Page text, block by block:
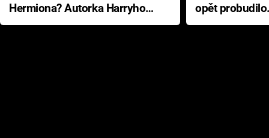
Hermiona? Autorka Harryho
Pottera přišla s ráznou
opět
přichází s